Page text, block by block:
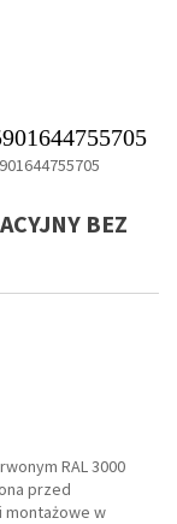
BEZ
RAL 3000
przed
montażowe w